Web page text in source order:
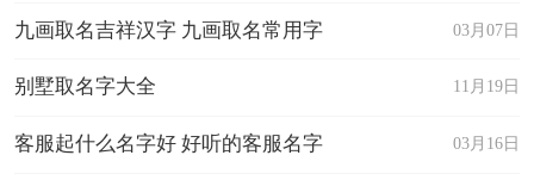
03月07日
九画取名吉祥汉字 九画取名常用字
11月19日
别墅取名字大全
03月16日
客服起什么名字好 好听的客服名字